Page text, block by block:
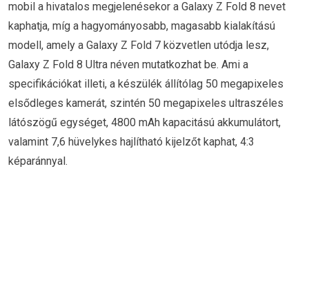
mobil a hivatalos megjelenésekor a Galaxy Z Fold 8 nevet
kaphatja, míg a hagyományosabb, magasabb kialakítású
modell, amely a Galaxy Z Fold 7 közvetlen utódja lesz,
Galaxy Z Fold 8 Ultra néven mutatkozhat be. Ami a
specifikációkat illeti, a készülék állítólag 50 megapixeles
elsődleges kamerát, szintén 50 megapixeles ultraszéles
látószögű egységet, 4800 mAh kapacitású akkumulátort,
valamint 7,6 hüvelykes hajlítható kijelzőt kaphat, 4:3
képaránnyal.